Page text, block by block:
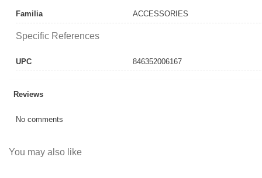
Familia ACCESSORIES
Specific References
UPC 846352006167
Reviews
No comments
You may also like